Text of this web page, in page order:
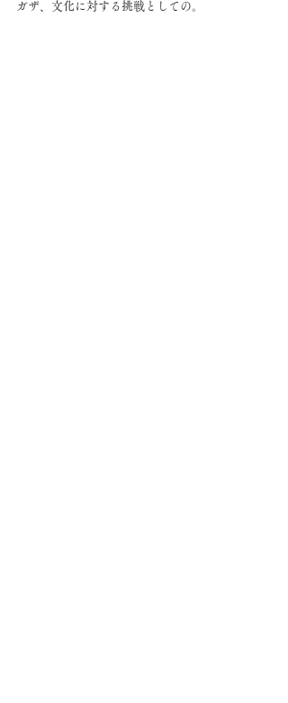
ガザ、文化に対する挑戦としての。